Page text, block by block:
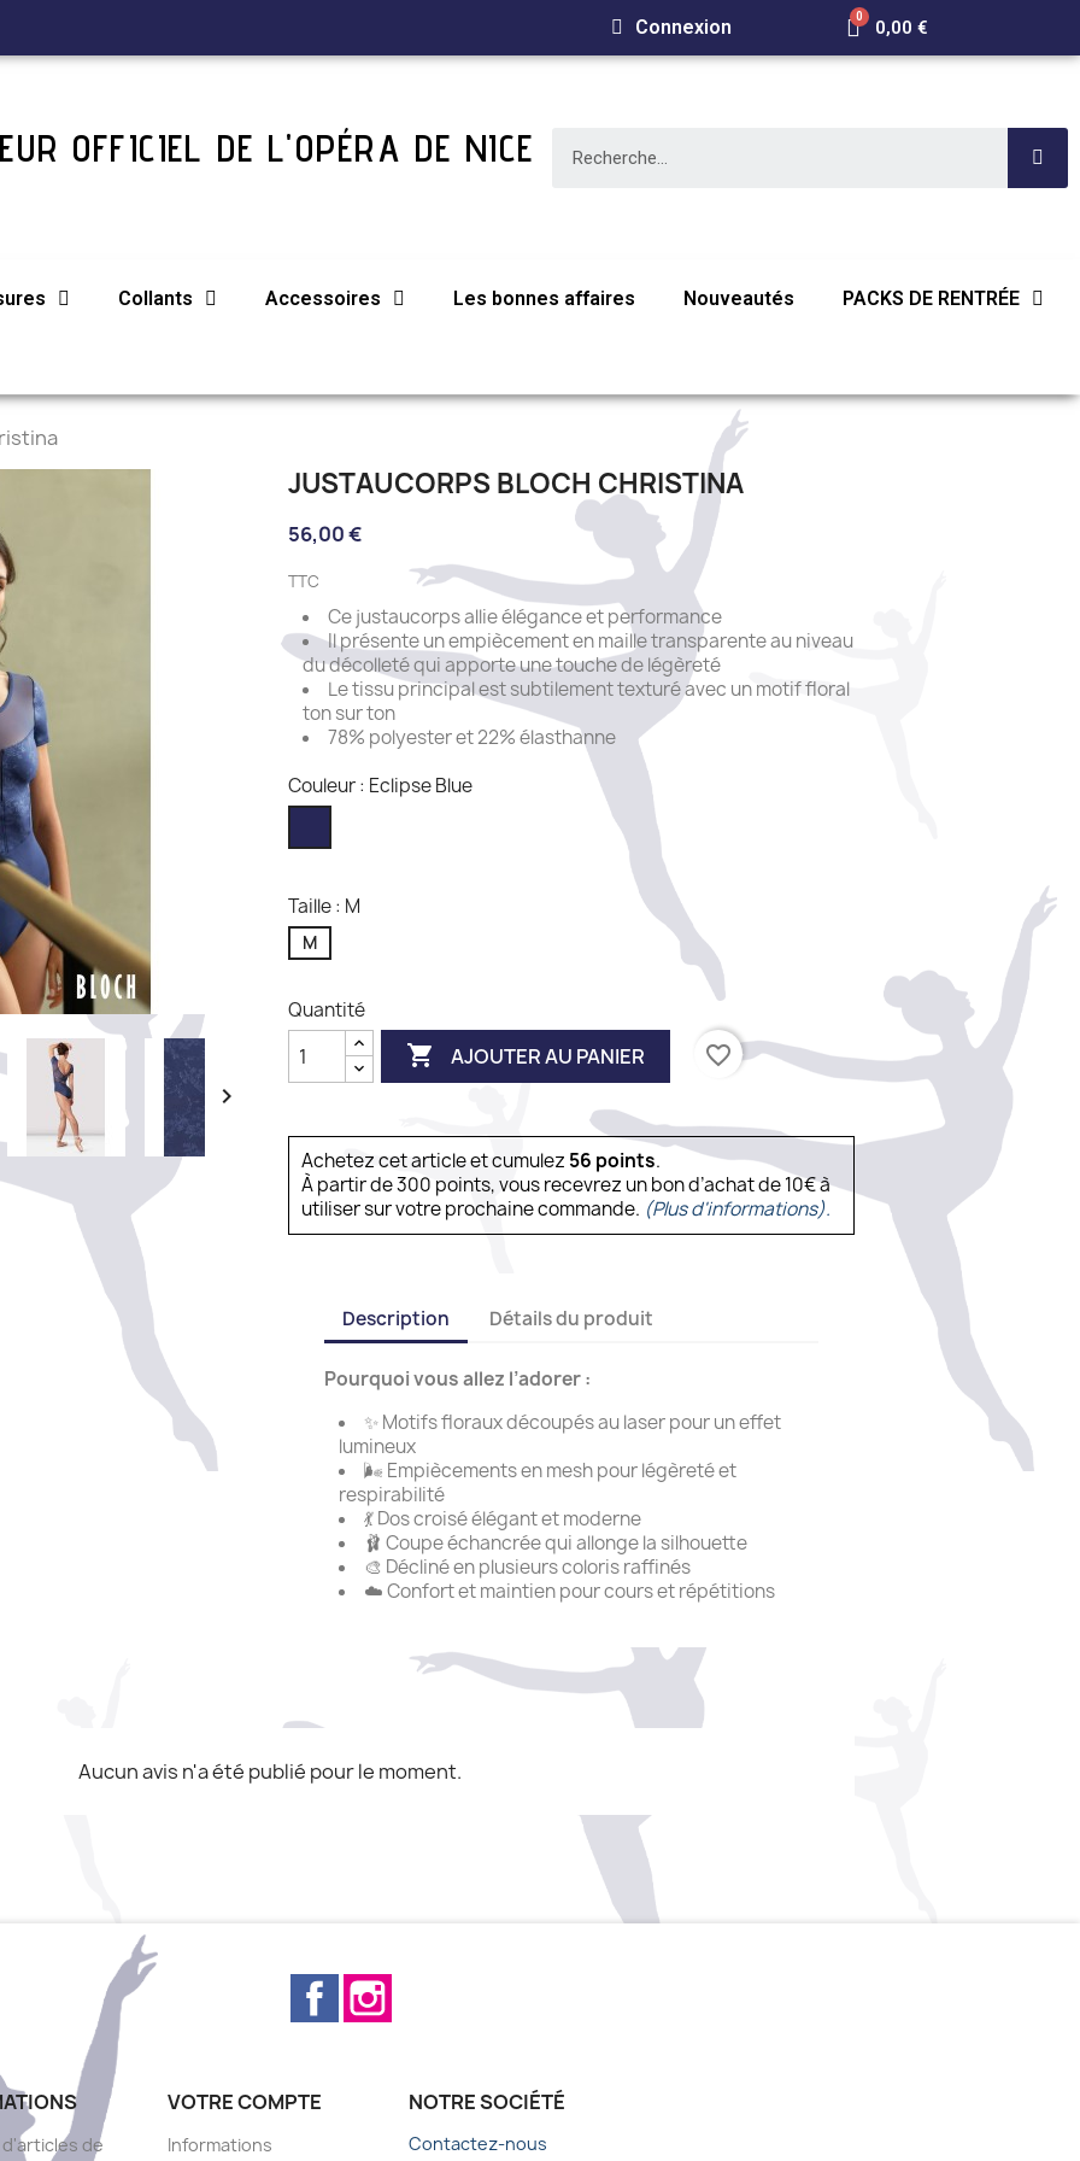
Connexion 0,00 €
OFFICIEL DE L'OPÉRA DE NICE
Collants Accessoires Les bonnes affaires Nouveautés PACKS DE RENTRÉE

JUSTAUCORPS BLOCH CHRISTINA
56,00 €
TTC
Ce justaucorps allie élégance et performance
Il présente un empiècement en maille transparente au niveau
du décolleté qui apporte une touche de légèreté
Le tissu principal est subtilement texturé avec un motif floral
ton sur ton
78% polyester et 22% élasthanne
Couleur : Eclipse Blue
Blue
Taille : M
M
Quantité
 AJOUTER AU PANIER favorite_border
Achetez cet article et cumulez 56 points.
À partir de 300 points, vous recevrez un bon d’achat de 10€ à
utiliser sur votre prochaine commande. (Plus d'informations).
Description Détails du produit
Pourquoi vous allez l’adorer :
✨ Motifs floraux découpés au laser pour un effet
lumineux
🌬️ Empiècements en mesh pour légèreté et
respirabilité
💃 Dos croisé élégant et moderne
🩰 Coupe échancrée qui allonge la silhouette
🎨 Décliné en plusieurs coloris raffinés
☁️ Confort et maintien pour cours et répétitions
Aucun avis n'a été publié pour le moment.
Facebook
de
VOTRE COMPTE
Informations
NOTRE SOCIÉTÉ
Contactez-nous